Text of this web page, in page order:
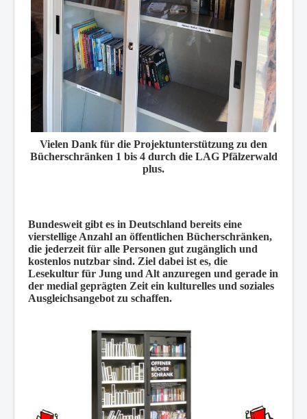
Vielen Dank für die Projektunterstützung zu den
Bücherschränken 1 bis 4 durch die LAG Pfälzerwald
plus.
Bundesweit gibt es in Deutschland bereits eine
vierstellige Anzahl an öffentlichen Bücherschränken,
die jederzeit für alle Personen gut zugänglich und
kostenlos nutzbar sind. Ziel dabei ist es, die
Lesekultur für Jung und Alt anzuregen und gerade in
der medial geprägten Zeit ein kulturelles und soziales
Ausgleichsangebot zu schaffen.